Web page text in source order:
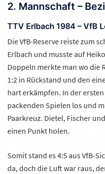
2. Mannschaft –
TTV Erlbach 1984 – VfB
Die VfB-Reserve reiste zum
Erlbach und musste auf
Doppeln merkte man wo die
1:2 in Rückstand und den
hart erkämpfen. In der
packenden Spielen los und
Paarkreuz. Dietel, Fischer
einen Punkt holen.
Somit stand es 4:5 aus VfB-
da, doch die Luft war raus,